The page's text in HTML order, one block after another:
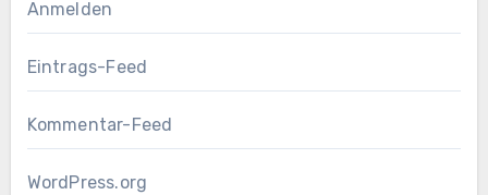
Anmelden
Eintrags-Feed
Kommentar-Feed
WordPress.org